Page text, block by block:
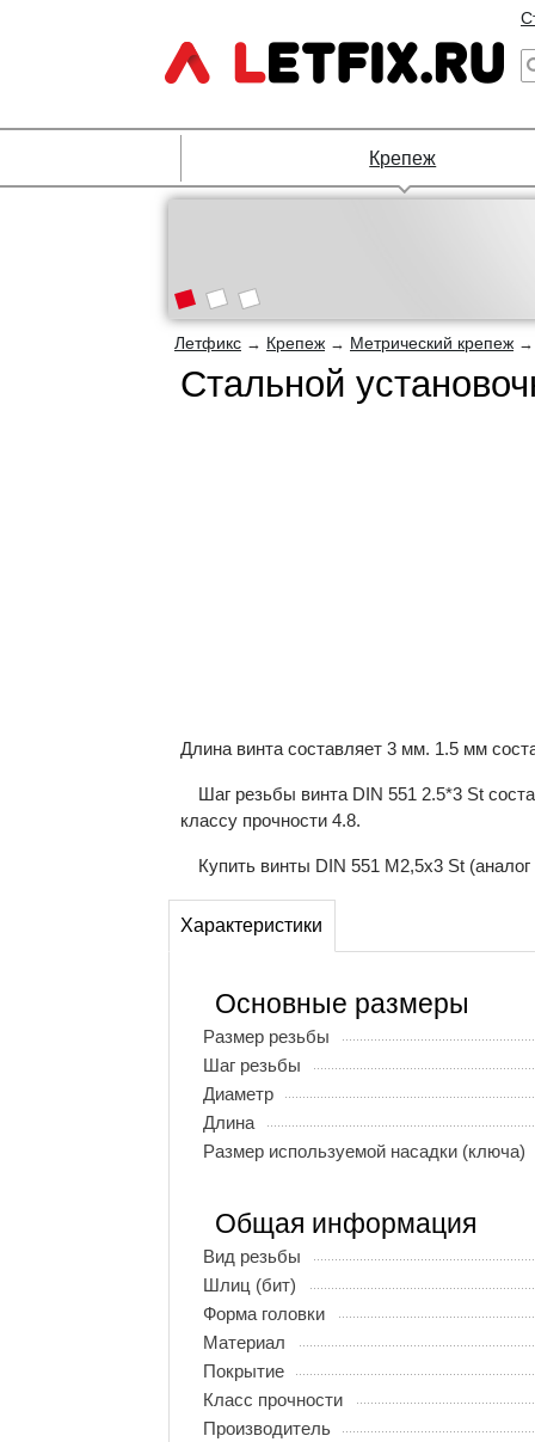
Крепеж
Летфикс → Крепеж → Метрический крепеж
Стальной
Длина винта составляет 3 мм. 1.5 мм
Шаг резьбы винта DIN 551 2.5*3 St
классу прочности 4.8.
Купить винты DIN 551 М2,5x3 St
Характеристики
Основные размеры
Размер резьбы
Шаг резьбы
Диаметр
Длина
Размер используемой насадки (ключа)
Общая информация
Вид резьбы
Шлиц (бит)
Форма головки
Материал
Покрытие
Класс прочности
Производитель